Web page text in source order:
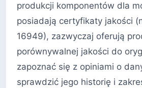
produkcji komponentów dla
posiadają certyfikaty jakości
16949), zazwyczaj oferują
porównywalnej jakości do
zapoznać się z opiniami o
sprawdzić jego historię i